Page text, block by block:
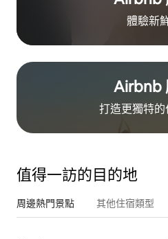
體驗新
Airbnb
打造更獨特
值得一訪的目的地
周邊熱門景點 其他住宿類型